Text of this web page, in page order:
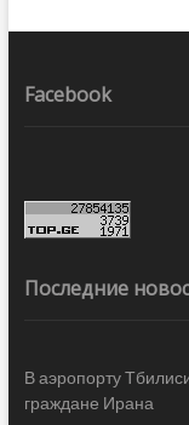
Facebook
Последние
В аэропорту
граждане Ирана